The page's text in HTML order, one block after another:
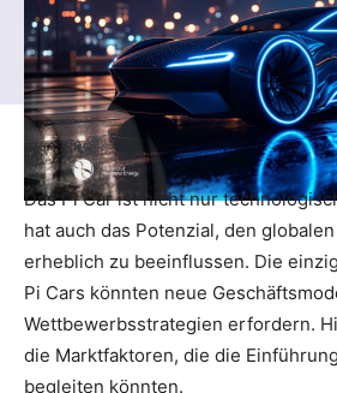
Das Pi Car ist nicht nur
hat auch das Potenzial, den
erheblich zu beeinflussen. Die
Pi Cars könnten neue
Wettbewerbsstrategien erfordern.
die Marktfaktoren, die die
begleiten könnten.